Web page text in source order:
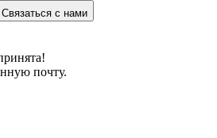
Связаться с нами
почту.